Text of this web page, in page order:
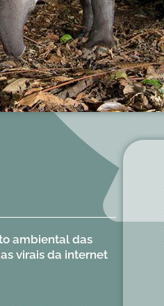
ambiental das
virais da internet